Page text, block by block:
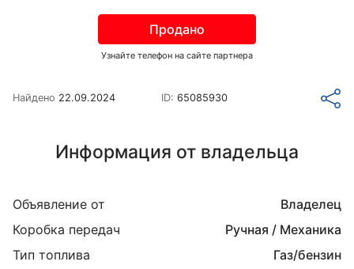
Продано
Узнайте телефон на сайте партнера
Найдено 22.09.2024 ID:65085930
Информация от владельца
Объявление от
Владелец
Коробка передач
Ручная / Механика
Тип топлива
Газ/бензин